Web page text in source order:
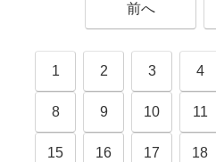
前へ
1 2 3 4
8 9 10 11
15 16 17 18